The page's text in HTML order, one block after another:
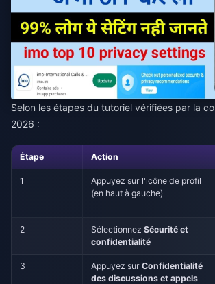
Selon les étapes du tutoriel vérifiées par la
2026 :
Étape Action
1
Appuyez sur l'icône de profil
(en haut à gauche)
2 SélectionnezSécurité et
confidentialité
3 Appuyez surConfidentialité
des discussions et appels